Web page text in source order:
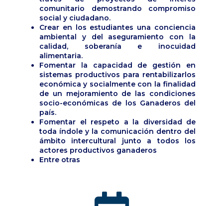
comunitario demostrando compromiso
social y ciudadano.
Crear en los estudiantes una conciencia
ambiental y del aseguramiento con la
calidad, soberanía e inocuidad
alimentaria.
Fomentar la capacidad de gestión en
sistemas productivos para rentabilizarlos
económica y socialmente con la finalidad
de un mejoramiento de las condiciones
socio-económicas de los Ganaderos del
país.
Fomentar el respeto a la diversidad de
toda índole y la comunicación dentro del
ámbito intercultural junto a todos los
actores productivos ganaderos
Entre otras